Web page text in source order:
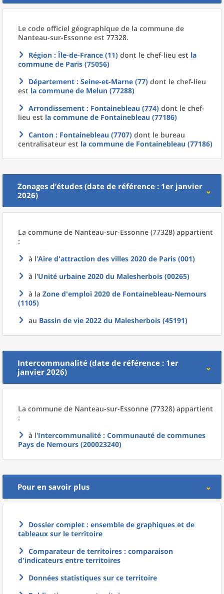
Le code officiel géographique de la commune de
Nanteau-sur-Essonne est 77328.
Région : Île-de-France (11) dont le chef-lieu est la
commune de Paris (75056)
Département : Seine-et-Marne (77) dont le chef-lieu
est la commune de Melun (77288)
Arrondissement : Fontainebleau (774) dont le chef-
lieu est la commune de Fontainebleau (77186)
Canton : Fontainebleau (7707) dont le bureau
centralisateur est la commune de Fontainebleau (77186)
Zonages d’études (date de référence : 1er janvier
2026)
La commune de Nanteau-sur-Essonne (77328) appartient
:
à l'Aire d'attraction des villes 2020 de Paris (001)
à l'Unité urbaine 2020 du Malesherbois (00265)
à la Zone d'emploi 2020 de Fontainebleau-Nemours
(1105)
au Bassin de vie 2022 du Malesherbois (45191)
Intercommunalité (date de référence : 1er
janvier 2026)
La commune de Nanteau-sur-Essonne (77328) appartient
:
à l'Intercommunalité : Communauté de communes
Pays de Nemours (200023240)
Pour en savoir plus
Dossier complet : ensemble de graphiques et de
tableaux sur le territoire
Comparateur de territoires : comparaison
d'indicateurs entre territoires
Données statistiques sur ce territoire